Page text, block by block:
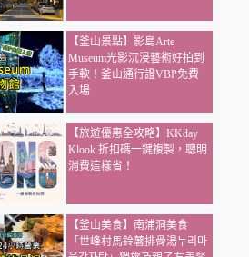
【釜山景點】影島Arte
Museum光影沉浸藝術好拍到
手軟！釜山通行證VBP免費
入場
【旅遊優惠全攻略】KKday
Klook 折扣碼一鍵複製，聰明
消費這樣省！
【釜山美食】南浦洞美食
「世峰村馬鈴薯排骨湯누리마